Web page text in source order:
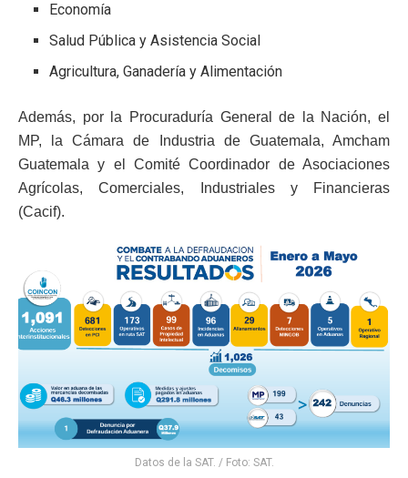
Economía
Salud Pública y Asistencia Social
Agricultura, Ganadería y Alimentación
Además, por la Procuraduría General de la Nación, el
MP, la Cámara de Industria de Guatemala, Amcham
Guatemala y el Comité Coordinador de Asociaciones
Agrícolas, Comerciales, Industriales y Financieras
(Cacif).
Datos de la SAT. / Foto: SAT.